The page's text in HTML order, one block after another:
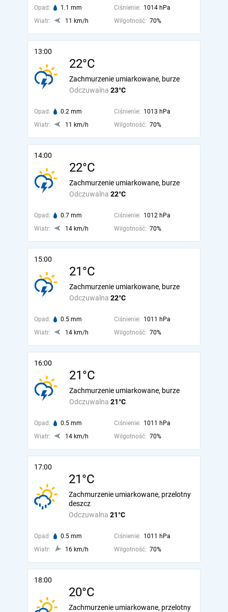
Opad: 1.1 mm Ciśnienie: 1014 hPa
Wiatr:
11 km/h Wilgotność: 70%
13:00
22°C
Odczuwalna 23°C
Zachmurzenie umiarkowane, burze
Opad: 0.2 mm Ciśnienie: 1013 hPa
Wiatr:
11 km/h Wilgotność: 70%
14:00
22°C
Odczuwalna 22°C
Zachmurzenie umiarkowane, burze
Opad: 0.7 mm Ciśnienie: 1012 hPa
Wiatr:
14 km/h Wilgotność: 70%
15:00
21°C
Odczuwalna 22°C
Zachmurzenie umiarkowane, burze
Opad: 0.5 mm Ciśnienie: 1011 hPa
Wiatr:
14 km/h Wilgotność: 70%
16:00
21°C
Odczuwalna 21°C
Zachmurzenie umiarkowane, burze
Opad: 0.5 mm Ciśnienie: 1011 hPa
Wiatr:
14 km/h Wilgotność: 70%
17:00
21°C
Odczuwalna 21°C
Zachmurzenie umiarkowane, przelotny
deszcz
Opad: 0.5 mm Ciśnienie: 1011 hPa
Wiatr:
16 km/h Wilgotność: 70%
18:00
20°C
Zachmurzenie umiarkowane, przelotny